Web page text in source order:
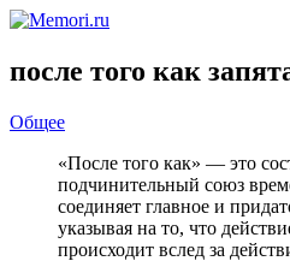
после того как
Общее
«После того как» — это
подчинительный союз
соединяет главное и
указывая на то, что
происходит вслед за